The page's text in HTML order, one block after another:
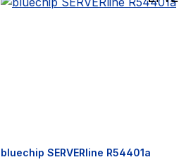
bluechip SERVERline R54401a